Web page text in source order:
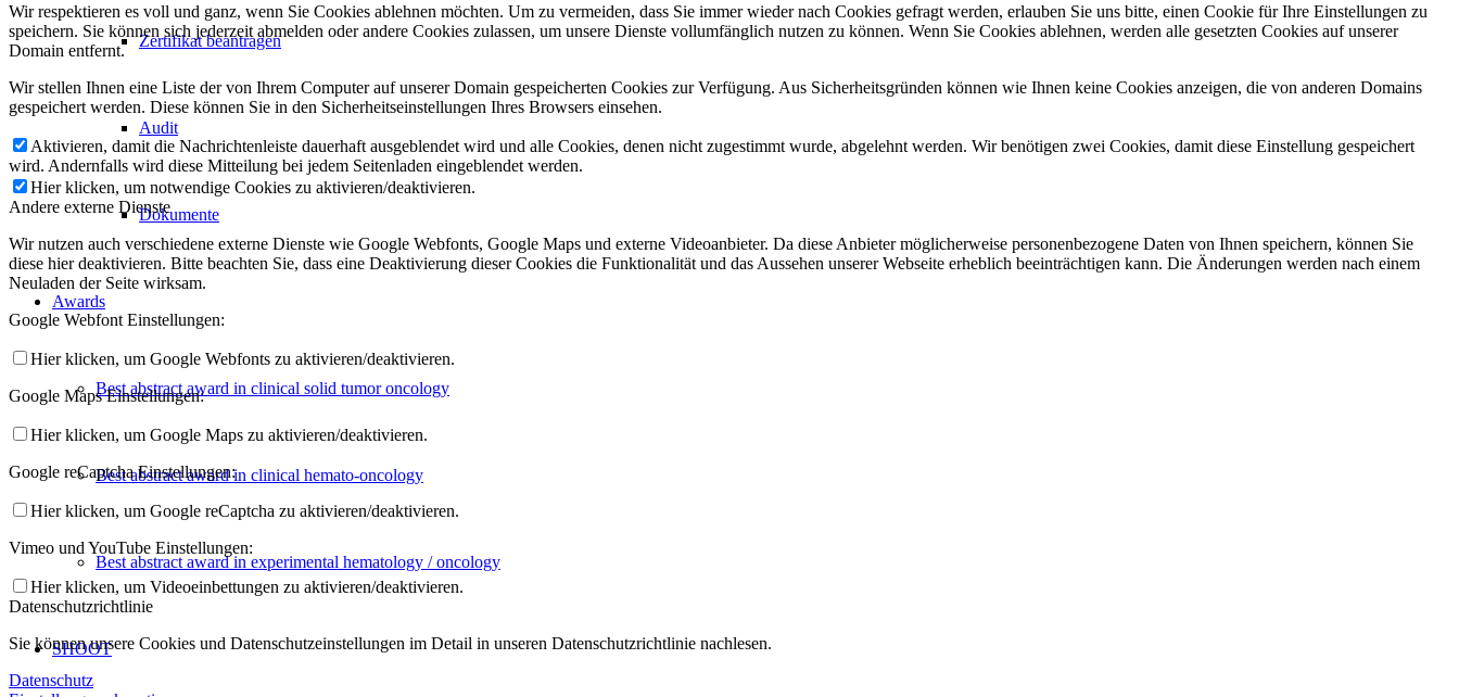
Zertifikat beantragen
Audit
Dokumente
Awards
Best abstract award in clinical solid tumor oncology
Best abstract award in clinical hemato-oncology
Best abstract award in experimental hematology / oncology
SHOOT
Wir respektieren es voll und ganz, wenn Sie Cookies ablehnen möchten. Um zu vermeiden, dass Sie immer wieder nach Cookies gefragt werden, erlauben Sie uns bitte, einen Cookie für Ihre Einstellungen zu
speichern. Sie können sich jederzeit abmelden oder andere Cookies zulassen, um unsere Dienste vollumfänglich nutzen zu können. Wenn Sie Cookies ablehnen, werden alle gesetzten Cookies auf unserer
Domain entfernt.
Wir stellen Ihnen eine Liste der von Ihrem Computer auf unserer Domain gespeicherten Cookies zur Verfügung. Aus Sicherheitsgründen können wie Ihnen keine Cookies anzeigen, die von anderen Domains
gespeichert werden. Diese können Sie in den Sicherheitseinstellungen Ihres Browsers einsehen.
Aktivieren, damit die Nachrichtenleiste dauerhaft ausgeblendet wird und alle Cookies, denen nicht zugestimmt wurde, abgelehnt werden. Wir benötigen zwei Cookies, damit diese Einstellung gespeichert
wird. Andernfalls wird diese Mitteilung bei jedem Seitenladen eingeblendet werden.
Hier klicken, um notwendige Cookies zu aktivieren/deaktivieren.
Andere externe Dienste
Wir nutzen auch verschiedene externe Dienste wie Google Webfonts, Google Maps und externe Videoanbieter. Da diese Anbieter möglicherweise personenbezogene Daten von Ihnen speichern, können Sie
diese hier deaktivieren. Bitte beachten Sie, dass eine Deaktivierung dieser Cookies die Funktionalität und das Aussehen unserer Webseite erheblich beeinträchtigen kann. Die Änderungen werden nach einem
Neuladen der Seite wirksam.
Google Webfont Einstellungen:
Hier klicken, um Google Webfonts zu aktivieren/deaktivieren.
Google Maps Einstellungen:
Hier klicken, um Google Maps zu aktivieren/deaktivieren.
Google reCaptcha Einstellungen:
Hier klicken, um Google reCaptcha zu aktivieren/deaktivieren.
Vimeo und YouTube Einstellungen:
Hier klicken, um Videoeinbettungen zu aktivieren/deaktivieren.
Datenschutzrichtlinie
Sie können unsere Cookies und Datenschutzeinstellungen im Detail in unseren Datenschutzrichtlinie nachlesen.
Datenschutz